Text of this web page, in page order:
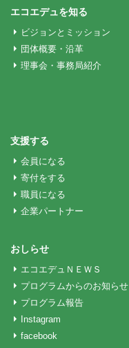
ゲ
ー
ョ
ン
エコエデュを知る
ビジョンとミッション
団体概要・沿革
理事会・事務局紹介
支援する
会員になる
寄付をする
職員になる
企業パートナー
おしらせ
エコエデュＮＥＷＳ
プログラムからのお知らせ
プログラム報告
Instagram
facebook